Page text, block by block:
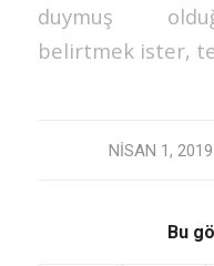
duymuş
belirtmek ister,
NISAN 1, 2019
/
Bu